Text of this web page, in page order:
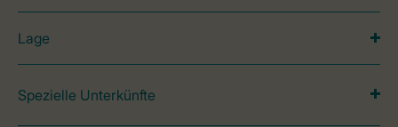
Lage
Spezielle Unterkünfte